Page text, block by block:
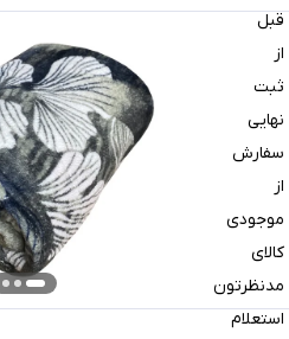
قبل
از
ثبت
نهایی
سفارش
از
موجودی
کالای
مدنظرتون
استعلام